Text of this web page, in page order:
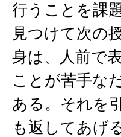
行うことを課
見つけて次の
身は、人前で
ことが苦手な
ある。それを
も返してあげ